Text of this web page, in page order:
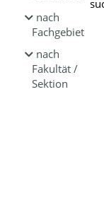
nach
Fachgebiet
nach
Fakultät /
Sektion